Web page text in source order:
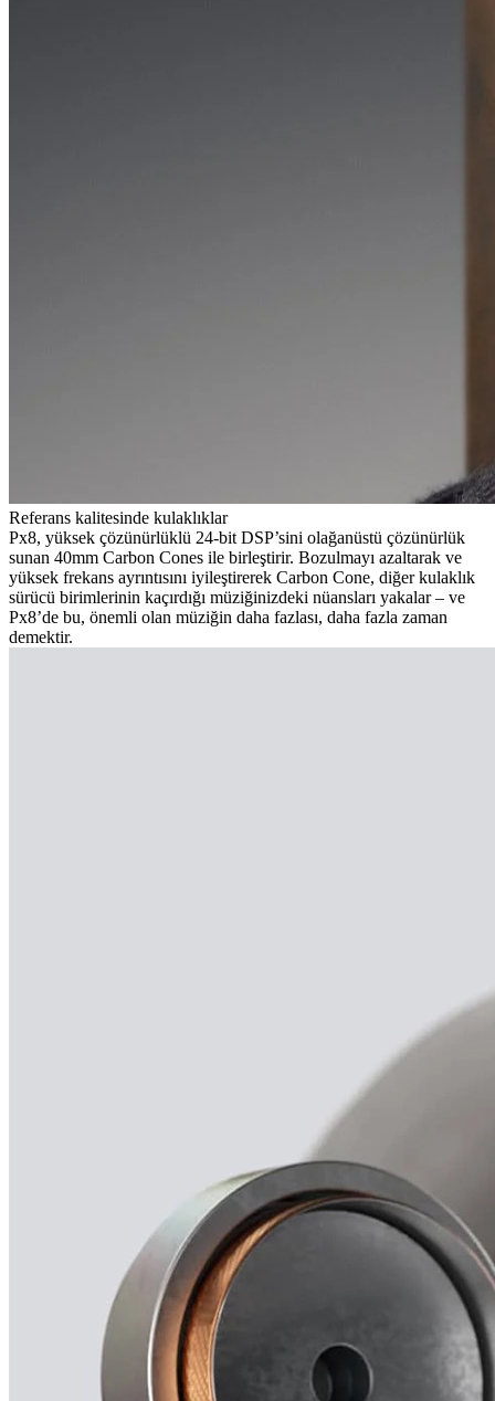
Referans kalitesinde kulaklıklar
Px8, yüksek çözünürlüklü 24-bit DSP’sini olağanüstü çözünürlük
sunan 40mm Carbon Cones ile birleştirir. Bozulmayı azaltarak ve
yüksek frekans ayrıntısını iyileştirerek Carbon Cone, diğer kulaklık
sürücü birimlerinin kaçırdığı müziğinizdeki nüansları yakalar – ve
Px8’de bu, önemli olan müziğin daha fazlası, daha fazla zaman
demektir.